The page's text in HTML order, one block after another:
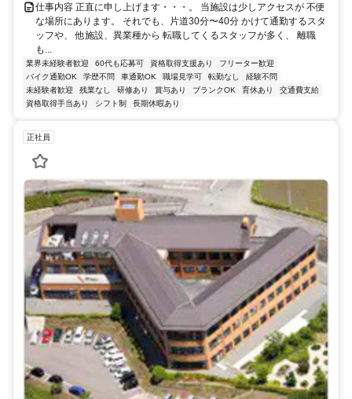
仕事内容 正直に申し上げます・・・。 当施設は少しアクセスが 不便
な場所にあります。 それでも、片道30分〜40分 かけて通勤するスタ
ッフや、 他施設、異業種から 転職してくるスタッフが多く、 離職
も...
業界未経験者歓迎 60代も応募可 資格取得支援あり
フリーター歓迎
バイク通勤OK
学歴不問 車通勤OK 職場見学可 転勤なし
経験不問
未経験者歓迎
残業なし 研修あり 賞与あり ブランクOK 育休あり
交通費支給
資格取得手当あり
シフト制 長期休暇あり
正社員